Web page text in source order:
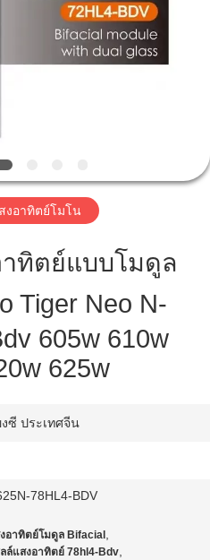
งอาทิตย์โมโน
าทิตย์แบบโมดูล
Tiger Neo N-
605w 610w
625w
ซี ประเทศจีน
78HL4-BDV
อาทิตย์โมดูล Bifacial ,
ล์แสงอาทิตย์ 78hl4-Bdv,